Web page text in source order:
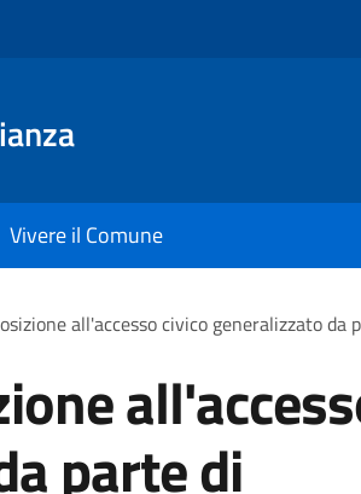
Vivere il Comune
all'accesso civico generalizzato
parte di